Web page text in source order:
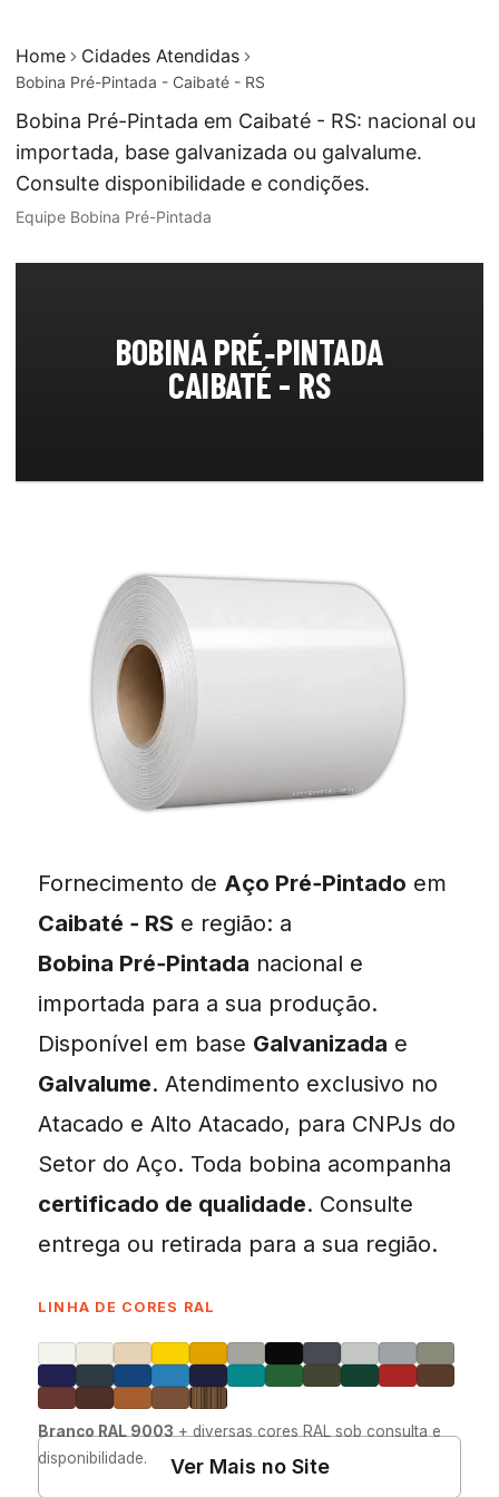
Home Cidades Atendidas
Bobina Pré-Pintada - Caibaté - RS
Bobina Pré-Pintada em Caibaté - RS: nacional ou
importada, base galvanizada ou galvalume.
Consulte disponibilidade e condições.
Equipe Bobina Pré-Pintada
BOBINA PRÉ‑PINTADA
CAIBATÉ - RS
Fornecimento de Aço Pré‑Pintado em
Caibaté ‑ RS e região: a
Bobina Pré‑Pintada nacional e
importada para a sua produção.
Disponível em base Galvanizada e
Galvalume. Atendimento exclusivo no
Atacado e Alto Atacado, para CNPJs do
Setor do Aço. Toda bobina acompanha
certificado de qualidade. Consulte
entrega ou retirada para a sua região.
LINHA DE CORES RAL
Branco RAL 9003 + diversas cores RAL sob consulta e
disponibilidade.
Ver Mais no Site